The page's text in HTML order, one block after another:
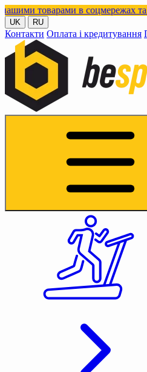
в соцмережах та
UK RU
Контакти Оплата і кредитування